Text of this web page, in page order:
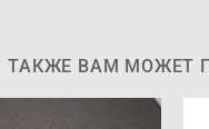
ТАКЖЕ ВАМ МОЖЕТ